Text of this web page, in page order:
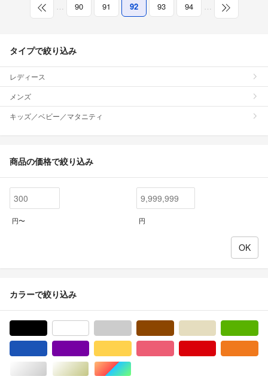
… 90 91 92 93 94 …
タイプで絞り込み
レディース
メンズ
キッズ／ベビー／マタニティ
商品の価格で絞り込み
円〜 円
カラーで絞り込み
シルバー/銀色系ゴールド/金色系マルチカラー